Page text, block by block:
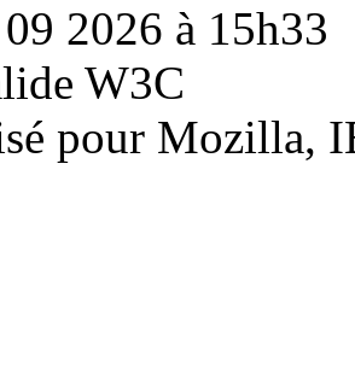
2026 à 15h33
W3C
pour Mozilla,